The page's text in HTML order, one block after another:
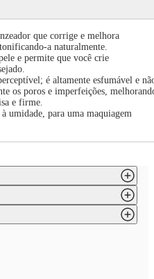
que corrige e melhora
a naturalmente.
e permite que você crie
é altamente esfumável e
os poros e imperfeições,
e firme.
umidade, para uma maquiagem